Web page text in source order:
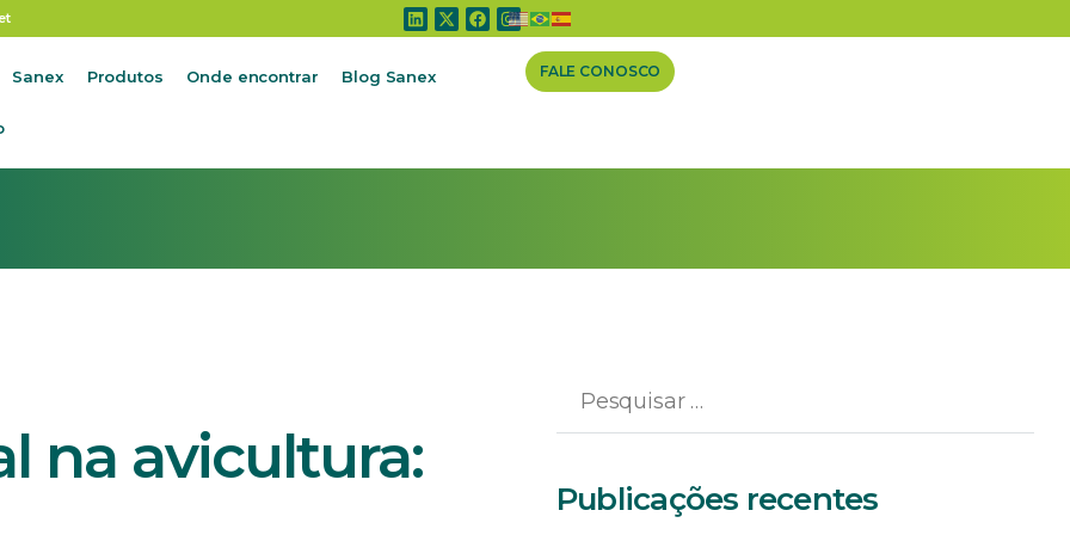
Sanex Produtos Onde encontrar Blog Sanex FALE CONOSCO
fase inicial
na avicultura:
Publicações recentes